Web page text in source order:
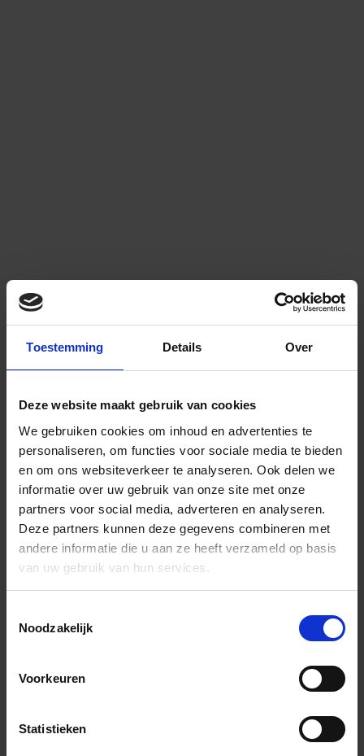
Toestemming Details Over
Deze website maakt gebruik van cookies
We gebruiken cookies om inhoud en advertenties te
personaliseren, om functies voor sociale media te bieden
en om ons websiteverkeer te analyseren. Ook delen we
informatie over uw gebruik van onze site met onze
partners voor social media, adverteren en analyseren.
Deze partners kunnen deze gegevens combineren met
andere informatie die u aan ze heeft verzameld op basis
van uw gebruik van hun services.
Noodzakelijk
Voorkeuren
Statistieken